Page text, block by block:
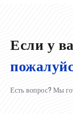
Если у
Есть вопрос? Мы